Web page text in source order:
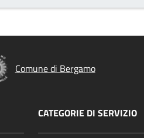
Comune di Bergamo
CATEGORIE DI SERVIZIO